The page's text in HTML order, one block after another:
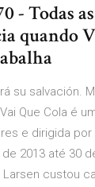
- Todas
quando
su salvación.
Que Cola é
e dirigida
2013 até 30
Larsen custou